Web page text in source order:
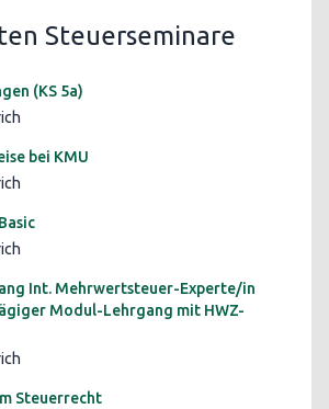
Steuerseminare
(KS 5a)
bei KMU
Int. Mehrwertsteuer-Experte/in
Modul-Lehrgang mit HWZ-
Steuerrecht